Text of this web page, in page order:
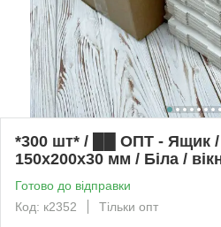
*300 шт* / ██ ОПТ - Ящик /
150х200х30 мм / Біла /
Готово до відправки
Код: к2352
Тільки опт